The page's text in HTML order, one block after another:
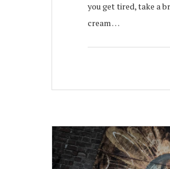
you get tired, take a
cream …